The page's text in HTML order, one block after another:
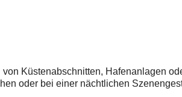
Küstenabschnitten, Hafenanlagen
oder bei einer nächtlichen